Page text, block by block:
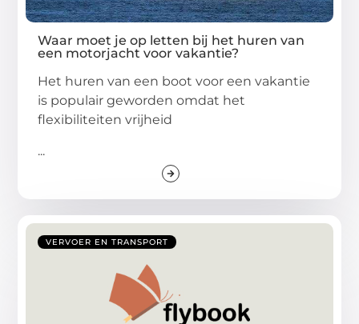
Waar moet je op letten bij het huren van
een motorjacht voor vakantie?
Het huren van een boot voor een vakantie
is populair geworden omdat het
flexibiliteiten vrijheid
...
VERVOER EN TRANSPORT